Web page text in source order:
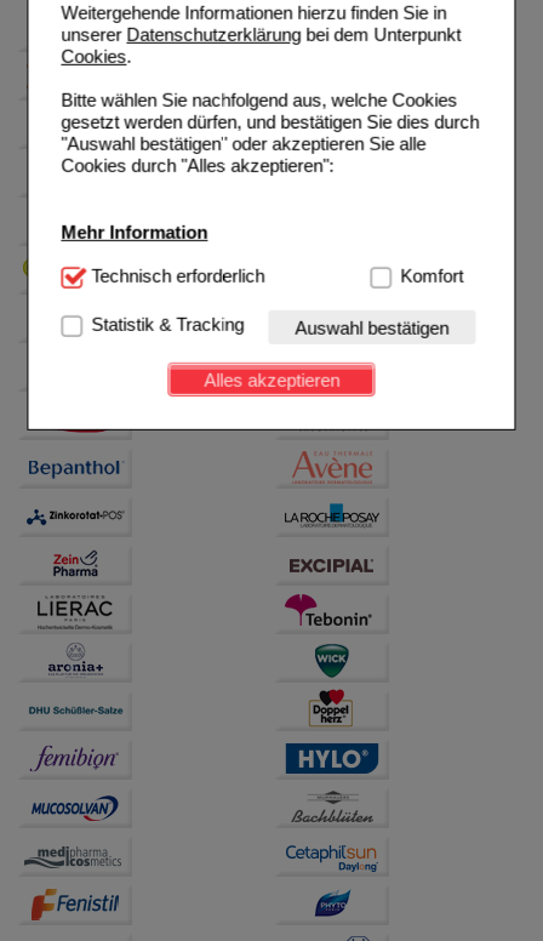
Weitergehende Informationen hierzu finden Sie in
unserer Datenschutzerklärungbei dem Unterpunkt
Cookies.
Bitte wählen Sie nachfolgend aus, welche Cookies
gesetzt werden dürfen, und bestätigen Sie dies durch
"Auswahl bestätigen" oder akzeptieren Sie alle
Cookies durch "Alles akzeptieren":
Mehr Information
Technisch Notwendig:Hierbei handelt es sich um
Website notwendig sind (z.B. Navigation, Warenkorb,
Kundenkonto), weshalb auf diese nicht verzichtet
werden kann.
Einkaufserlebnis noch ansprechender zu gestalten,
beispielsweise für die Wiedererkennung des
Besuchers oder unsere Seite an bevorzugte
anzupassen. Komfort-Cookies ermöglichen es uns
anzuzeigen und unser Partnerprogramm zu
betreiben.
Statistik & Tracking:
Hierüber lassen sich
Informationen über die Art und Weise der Nutzung
unserer Website sammeln, mit deren Hilfe wir unsere
Website weiter für Sie optimieren können, den Inhalt
auf unserer Website aber auch die Werbung auf
Drittseiten möglichst relevant für Sie zu gestalten.
Bitte beachten Sie, dass Daten hierfür teilweise an
Dritte wie z.B. Google oder soziale Medien
übertragen werden.
Technisch erforderlich Komfort
Statistik & Tracking Auswahl bestätigen
Alles akzeptieren